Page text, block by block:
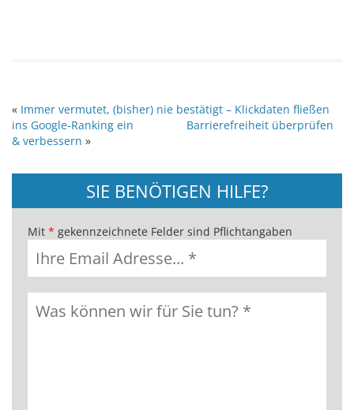
« Immer vermutet, (bisher) nie bestätigt – Klickdaten fließen
ins Google-Ranking ein
Barrierefreiheit überprüfen
& verbessern »
SIE BENÖTIGEN HILFE?
Mit * gekennzeichnete Felder sind Pflichtangaben